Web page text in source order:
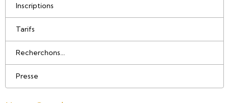
Inscriptions
Tarifs
Recherchons...
Presse